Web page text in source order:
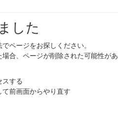
した
ページをお探しください。
合、ページが削除された可能性があ
スする
前画面からやり直す